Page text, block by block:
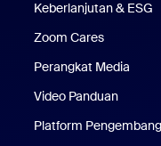
Keberlanjutan & ESG
Zoom Cares
Perangkat Media
Video Panduan
Platform Pengembang